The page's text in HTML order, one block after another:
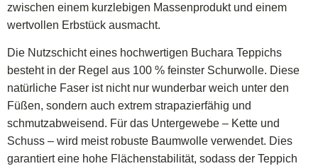
zwischen einem kurzlebigen Massenprodukt und einem
wertvollen Erbstück ausmacht.
Die Nutzschicht eines hochwertigen Buchara Teppichs
besteht in der Regel aus 100 % feinster Schurwolle. Diese
natürliche Faser ist nicht nur wunderbar weich unter den
Füßen, sondern auch extrem strapazierfähig und
schmutzabweisend. Für das Untergewebe – Kette und
Schuss – wird meist robuste Baumwolle verwendet. Dies
garantiert eine hohe Flächenstabilität, sodass der Teppich